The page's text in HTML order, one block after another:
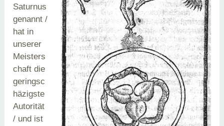
Saturnus
genannt /
hat in
unserer
Meisters
chaft die
geringsc
häzigste
Autorität
/ und ist